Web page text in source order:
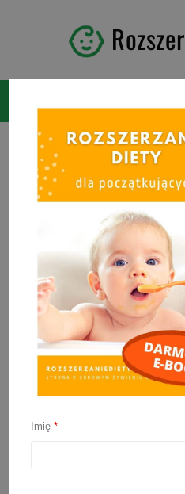
Oznaki
rozszerzania
Imię*